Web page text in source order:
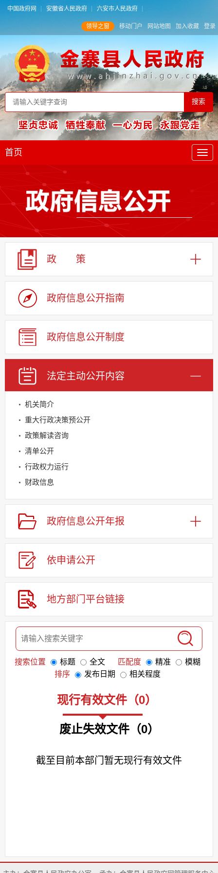
中国政府网 安徽省人民政府 六安市人民政府
领导之窗 移动门户 网站地图 加入收藏 登录
首页
政 策
政府信息公开指南
政府信息公开制度
法定主动公开内容
机关简介
重大行政决策预公开
政策解读咨询
清单公开
行政权力运行
财政信息
规划信息
建议提案办理
公务员及事业单位招录
应急管理
回应关切
监督保障
其他法定信息
基层重点领域信息公开
政府信息公开年报
依申请公开
地方部门 平台链接
搜索位置 标题 全文 匹配度 精准
模糊
排序
发布日期 相关程度
现行有效文件（0）
废止失效文件（0）
截至目前本部门暂无现行有效文件